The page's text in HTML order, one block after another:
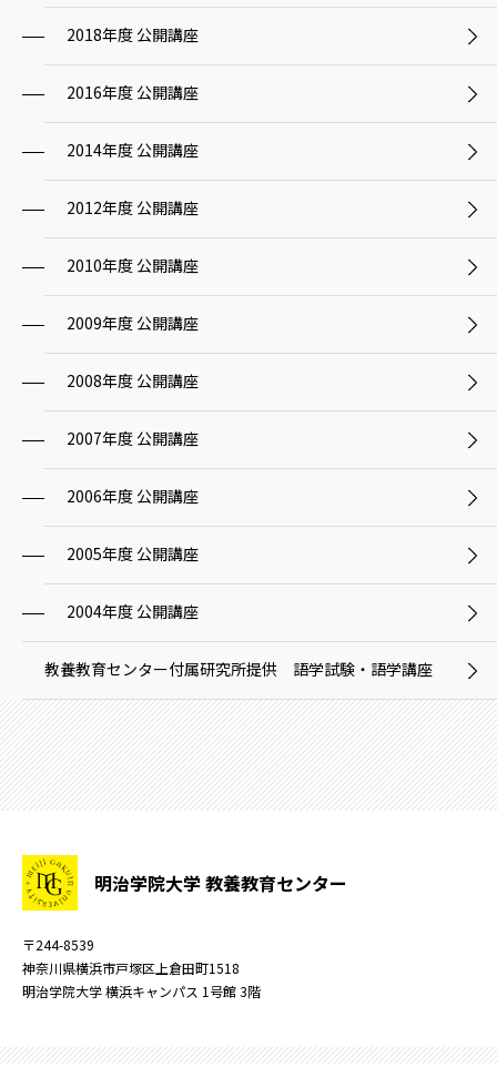
2018年度 公開講座
2016年度 公開講座
2014年度 公開講座
2012年度 公開講座
2010年度 公開講座
2009年度 公開講座
2008年度 公開講座
2007年度 公開講座
2006年度 公開講座
2005年度 公開講座
2004年度 公開講座
教養教育センター付属研究所提供 語学試験・語学講座
明治学院大学 教養教育センター
〒244-8539
神奈川県横浜市戸塚区上倉田町1518
明治学院大学 横浜キャンパス 1号館 3階